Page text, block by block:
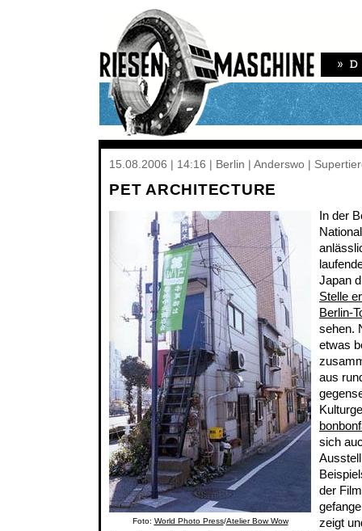
15.08.2006 | 14:16 | Berlin | Anderswo |
PET ARCHITECTURE
Foto: World Photo Press/Atelier Bow Wow
In der
Japan
Stelle
Berlin-
sehen.
etwas
aus
sich
der
zeigt